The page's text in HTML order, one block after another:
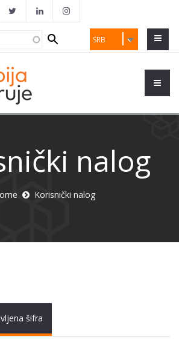
SRB
nalog
Korisnički nalog
tabs
šifra